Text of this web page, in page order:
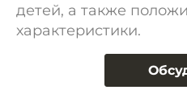
детей, а также
характеристики.